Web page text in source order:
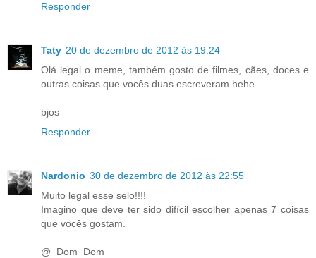
Responder
Taty 20 de dezembro de 2012 às 19:24
Olá legal o meme, também gosto de filmes, cães, doces e
outras coisas que vocês duas escreveram hehe
bjos
Responder
Nardonio 30 de dezembro de 2012 às 22:55
Muito legal esse selo!!!!
Imagino que deve ter sido difícil escolher apenas 7 coisas
que vocês gostam.
@_Dom_Dom